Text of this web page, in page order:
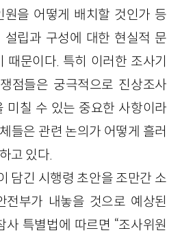
원을 어떻게 배치할 것인가 등
설립과 구성에 대한 현실적 문
때문이다. 특히 이러한 조사기
점들은 궁극적으로 진상조사
미칠 수 있는 중요한 사항이라
들은 관련 논의가 어떻게 흘러
고 있다.
담긴 시행령 초안을 조만간 소
전부가 내놓을 것으로 예상된
사 특별법에 따르면 “조사위원